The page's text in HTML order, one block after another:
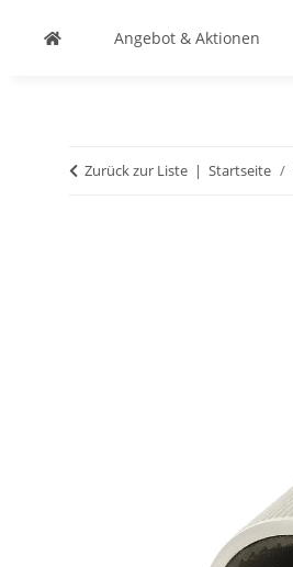
Angebot & Aktionen
Zurück zur Liste Startseite